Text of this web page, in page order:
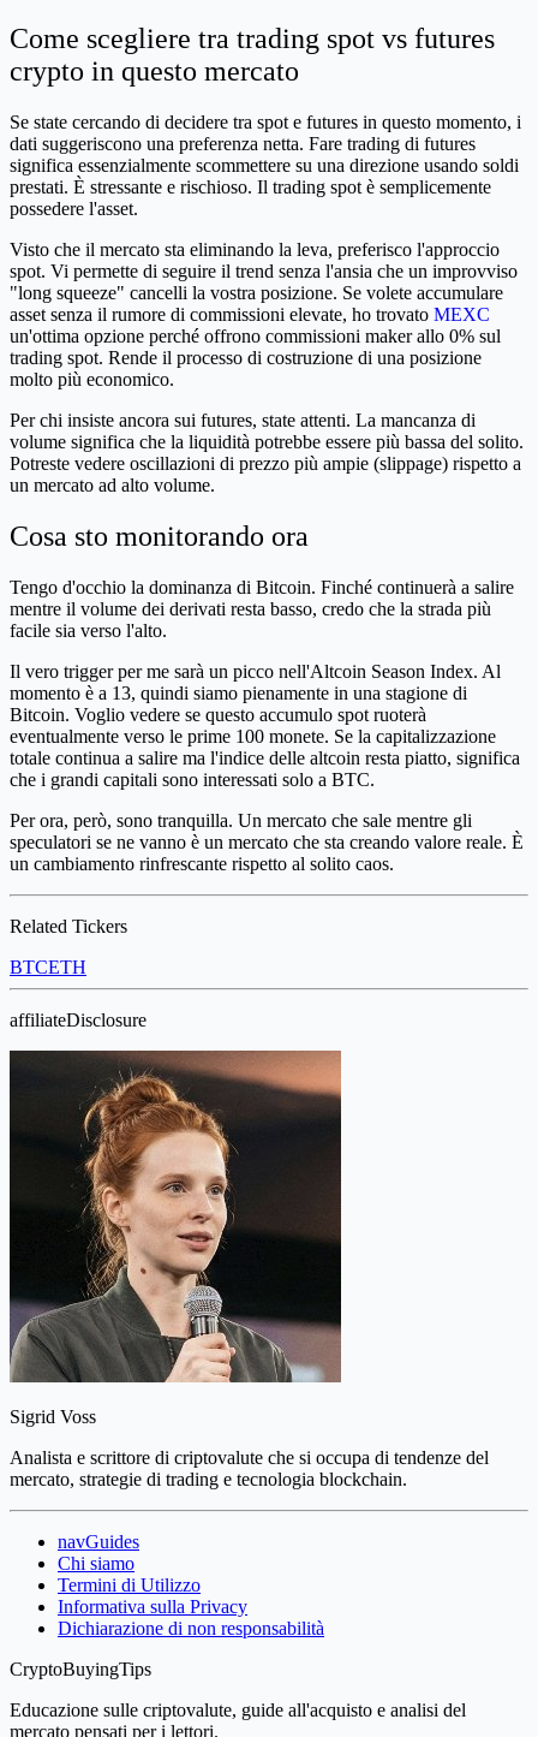
Come scegliere tra trading spot vs futures
crypto in questo mercato
Se state cercando di decidere tra spot e futures in questo momento, i
dati suggeriscono una preferenza netta. Fare trading di futures
significa essenzialmente scommettere su una direzione usando soldi
prestati. È stressante e rischioso. Il trading spot è semplicemente
possedere l'asset.
Visto che il mercato sta eliminando la leva, preferisco l'approccio
spot. Vi permette di seguire il trend senza l'ansia che un improvviso
"long squeeze" cancelli la vostra posizione. Se volete accumulare
asset senza il rumore di commissioni elevate, ho trovato MEXC
un'ottima opzione perché offrono commissioni maker allo 0% sul
trading spot. Rende il processo di costruzione di una posizione
molto più economico.
Per chi insiste ancora sui futures, state attenti. La mancanza di
volume significa che la liquidità potrebbe essere più bassa del solito.
Potreste vedere oscillazioni di prezzo più ampie (slippage) rispetto a
un mercato ad alto volume.
Cosa sto monitorando ora
Tengo d'occhio la dominanza di Bitcoin. Finché continuerà a salire
mentre il volume dei derivati resta basso, credo che la strada più
facile sia verso l'alto.
Il vero trigger per me sarà un picco nell'Altcoin Season Index. Al
momento è a 13, quindi siamo pienamente in una stagione di
Bitcoin. Voglio vedere se questo accumulo spot ruoterà
eventualmente verso le prime 100 monete. Se la capitalizzazione
totale continua a salire ma l'indice delle altcoin resta piatto, significa
che i grandi capitali sono interessati solo a BTC.
Per ora, però, sono tranquilla. Un mercato che sale mentre gli
speculatori se ne vanno è un mercato che sta creando valore reale. È
un cambiamento rinfrescante rispetto al solito caos.
Related Tickers
BTCETH
affiliateDisclosure
Sigrid Voss
Analista e scrittore di criptovalute che si occupa di tendenze del
mercato, strategie di trading e tecnologia blockchain.
navGuides
Chi siamo
Termini di Utilizzo
Informativa sulla Privacy
Dichiarazione di non responsabilità
CryptoBuyingTips
Educazione sulle criptovalute, guide all'acquisto e analisi del
mercato pensati per i lettori.